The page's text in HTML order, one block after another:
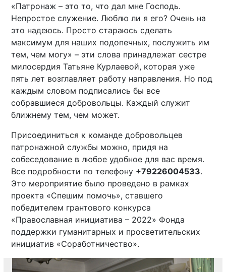
«Патронаж – это то, что дал мне Господь.
Непростое служение. Люблю ли я его? Очень на
это надеюсь. Просто стараюсь сделать
максимум для наших подопечных, послужить им
тем, чем могу» – эти слова принадлежат сестре
милосердия Татьяне Курлаевой, которая уже
пять лет возглавляет работу направления. Но под
каждым словом подписались бы все
собравшиеся добровольцы. Каждый служит
ближнему тем, чем может.
Присоединиться к команде добровольцев
патронажной службы можно, придя на
собеседование в любое удобное для вас время.
Все подробности по телефону +79226004533.
Это мероприятие было проведено в рамках
проекта «Спешим помочь», ставшего
победителем грантового конкурса
«Православная инициатива – 2022» Фонда
поддержки гуманитарных и просветительских
инициатив «Соработничество».